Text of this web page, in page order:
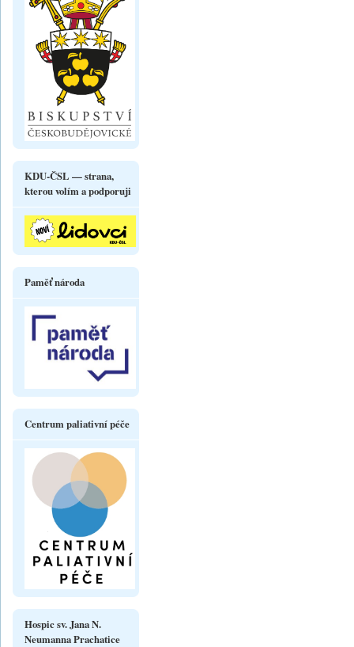
KDU-ČSL — strana,
kterou volím a podporuji
Paměť národa
Centrum paliativní péče
Hospic sv. Jana N.
Neumanna Prachatice